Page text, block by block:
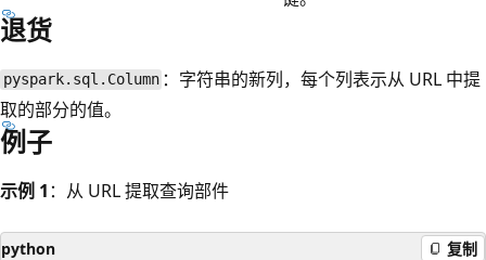
退货
pyspark.sql.Column ：字符串的新列，每个列表示从 URL 中提
取的部分的值。
例子
示例 1 ：从 URL 提取查询部件
python 复制